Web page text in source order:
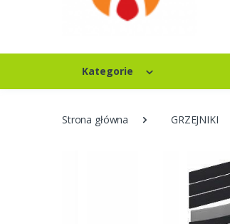
Kategorie
Strona główna GRZEJNIKI